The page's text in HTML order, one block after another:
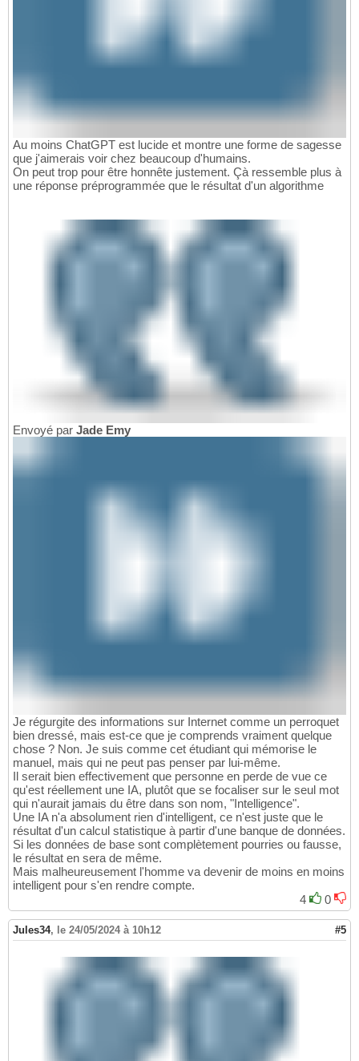
Au moins ChatGPT est lucide et montre une forme de sagesse
que j'aimerais voir chez beaucoup d'humains.
On peut trop pour être honnête justement. Çà ressemble plus à
une réponse préprogrammée que le résultat d'un algorithme
Envoyé par Jade Emy
Je régurgite des informations sur Internet comme un perroquet
bien dressé, mais est-ce que je comprends vraiment quelque
chose ? Non. Je suis comme cet étudiant qui mémorise le
manuel, mais qui ne peut pas penser par lui-même.
Il serait bien effectivement que personne en perde de vue ce
qu'est réellement une IA, plutôt que se focaliser sur le seul mot
qui n'aurait jamais du être dans son nom, "Intelligence".
Une IA n'a absolument rien d'intelligent, ce n'est juste que le
résultat d'un calcul statistique à partir d'une banque de données.
Si les données de base sont complètement pourries ou fausse,
le résultat en sera de même.
Mais malheureusement l'homme va devenir de moins en moins
intelligent pour s'en rendre compte.
4
0
Jules34, le 24/05/2024 à 10h12 #5